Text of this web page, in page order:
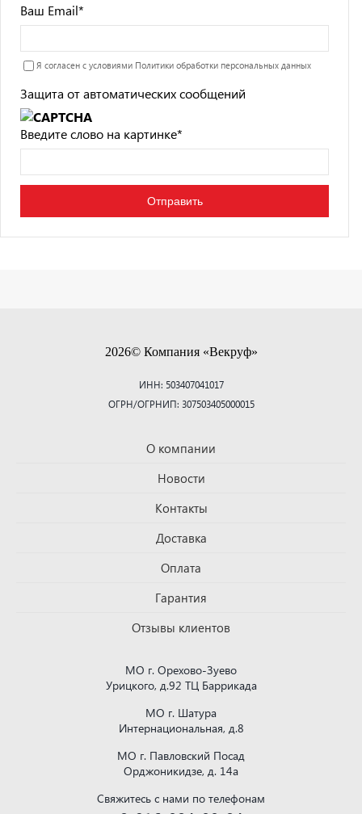
Ваш Email*
Я согласен с условиями Политики обработки персональных данных
Защита от автоматических сообщений
Введите слово на картинке*
2026© Компания «Векруф»
ИНН: 503407041017
ОГРН/ОГРНИП: 307503405000015
О компании
Новости
Контакты
Доставка
Оплата
Гарантия
Отзывы клиентов
МО г. Орехово-Зуево
Урицкого, д.92 ТЦ Баррикада
МО г. Шатура
Интернациональная, д.8
МО г. Павловский Посад
Орджоникидзе, д. 14а
Свяжитесь с нами по телефонам